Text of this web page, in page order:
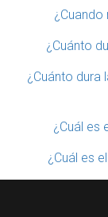
¿Cuánto
¿Cuánto dura
¿Cuál es
¿Cuál es